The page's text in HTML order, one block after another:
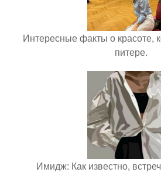
Интересные факты о красоте,
питере.
Имидж: Как известно,